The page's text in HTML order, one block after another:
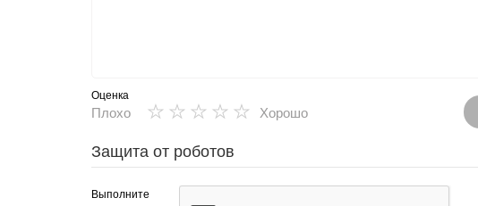
Оценка
Плохо ★
★
★
★
★ Хорошо
Защита от роботов
Выполните